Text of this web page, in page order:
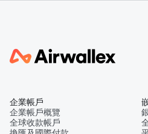
企業帳戶
企業帳戶概覽
全球收款帳戶